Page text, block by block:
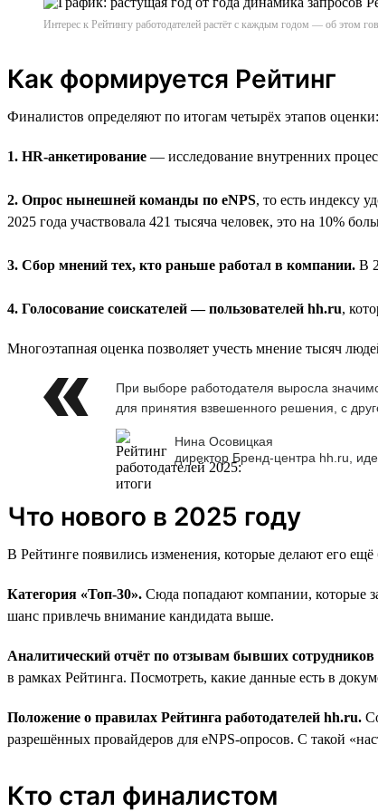
Интерес к Рейтингу работодателей растёт с каждым годом — об этом
Как формируется Рейтинг
Финалистов определяют по итогам четырёх этапов оценки:
1. HR-анкетирование — исследование внутренних
2. Опрос нынешней команды по eNPS, то есть индексу
2025 года участвовала 421 тысяча человек, это на 10%
3. Сбор мнений тех, кто раньше работал в компании. В
4. Голосование соискателей — пользователей hh.ru,
Многоэтапная оценка позволяет учесть мнение тысяч
При выборе работодателя выросла
для принятия взвешенного решения, с
Нина Осовицкая
директор Бренд-центра hh.ru,
Что нового в 2025 году
В Рейтинге появились изменения, которые делают его
Категория «Топ-30». Сюда попадают компании, которые
шанс привлечь внимание кандидата выше.
Аналитический отчёт по отзывам бывших
в рамках Рейтинга. Посмотреть, какие данные есть в
Положение о правилах Рейтинга работодателей hh.ru.
разрешённых провайдеров для eNPS-опросов. С такой
Кто стал финалистом